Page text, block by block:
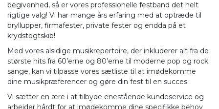
begivenhed, så er vores professionelle festband det helt
rigtige valg! Vi har mange års erfaring med at optræde til
bryllupper, firmafester, private fester og endda på et
krydstogtskib!
Med vores alsidige musikrepertoire, der inkluderer alt fra de
største hits fra 60’erne og 80’erne til moderne pop og rock
sange, kan vi tilpasse vores sætliste til at imødekomme
dine musikpræferencer og gøre din fest til en succes.
Vi sætter en ære i at tilbyde enestående kundeservice og